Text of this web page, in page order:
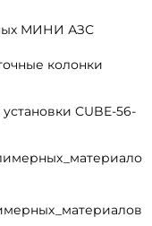
МИНИ АЗС
колонки
CUBE-56-